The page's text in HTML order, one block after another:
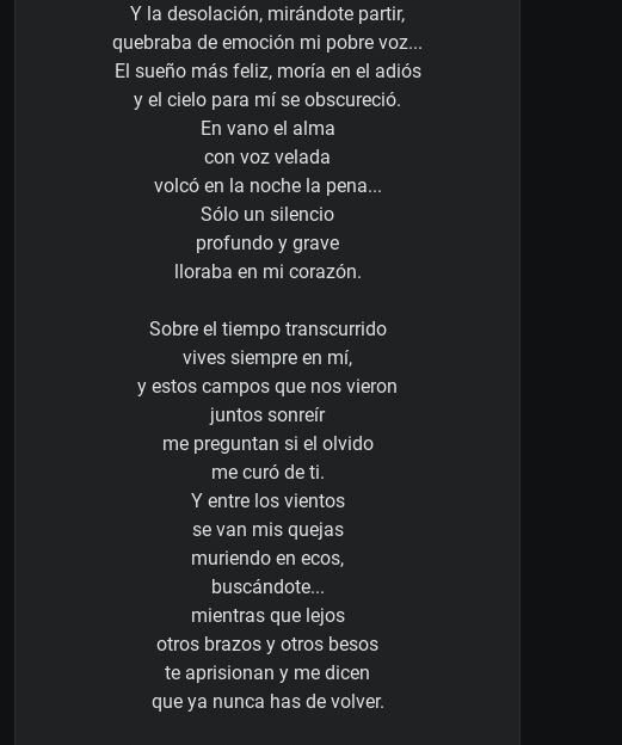
Y la desolación, mirándote partir,
quebraba de emoción mi pobre voz...
El sueño más feliz, moría en el adiós
y el cielo para mí se obscureció.
En vano el alma
con voz velada
volcó en la noche la pena...
Sólo un silencio
profundo y grave
lloraba en mi corazón.
Sobre el tiempo transcurrido
vives siempre en mí,
y estos campos que nos vieron
juntos sonreír
me preguntan si el olvido
me curó de ti.
Y entre los vientos
se van mis quejas
muriendo en ecos,
buscándote...
mientras que lejos
otros brazos y otros besos
te aprisionan y me dicen
que ya nunca has de volver.